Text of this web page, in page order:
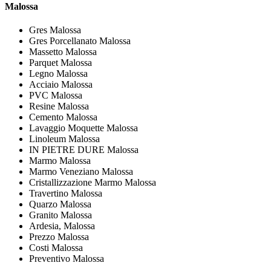
Malossa
Gres Malossa
Gres Porcellanato Malossa
Massetto Malossa
Parquet Malossa
Legno Malossa
Acciaio Malossa
PVC Malossa
Resine Malossa
Cemento Malossa
Lavaggio Moquette Malossa
Linoleum Malossa
IN PIETRE DURE Malossa
Marmo Malossa
Marmo Veneziano Malossa
Cristallizzazione Marmo Malossa
Travertino Malossa
Quarzo Malossa
Granito Malossa
Ardesia, Malossa
Prezzo Malossa
Costi Malossa
Preventivo Malossa